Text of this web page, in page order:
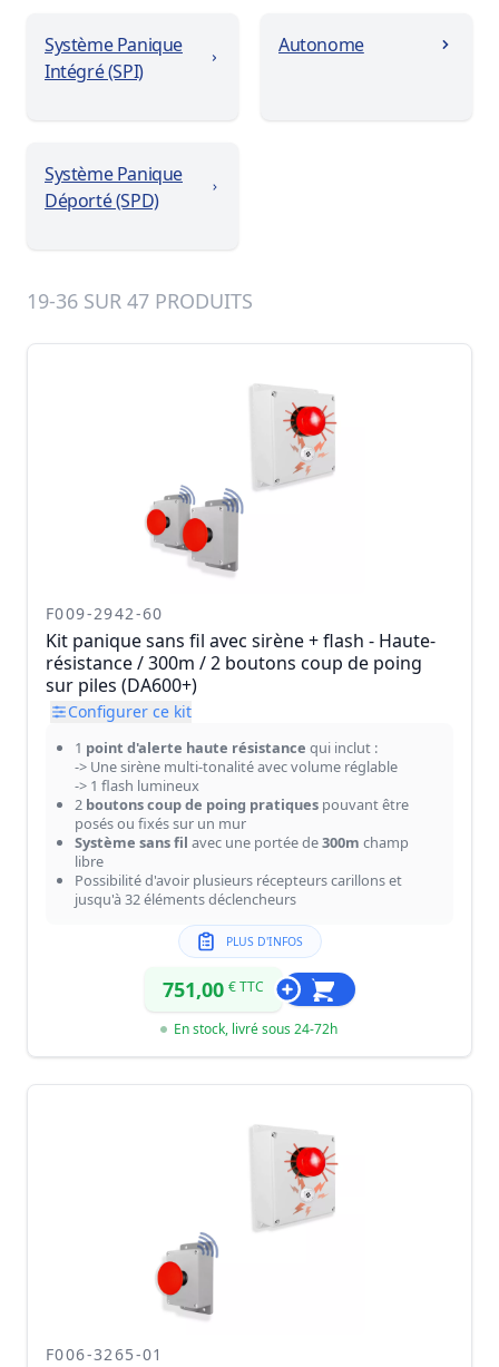
Système Panique
Intégré (SPI)
Autonome
Système Panique
Déporté (SPD)
19-36 SUR 47 PRODUITS
F009-2942-60
Kit panique sans fil avec sirène + flash - Haute-
résistance / 300m / 2 boutons coup de poing
sur piles (DA600+)
Configurer ce kit
1 point d'alerte haute résistance qui inclut :
-> Une sirène multi-tonalité avec volume réglable
-> 1 flash lumineux
2 boutons coup de poing pratiques pouvant être
posés ou fixés sur un mur
Système sans fil avec une portée de300m champ
libre
Possibilité d'avoir plusieurs récepteurs carillons et
jusqu'à 32 éléments déclencheurs
PLUS D'INFOS
751,00 € TTC
En stock, livré sous 24-72h
F006-3265-01